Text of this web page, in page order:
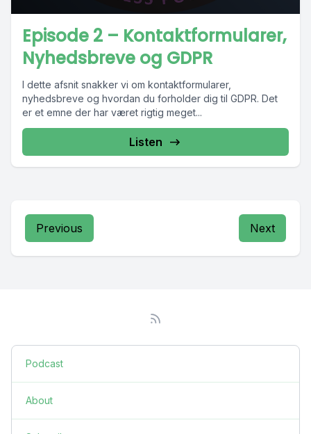
Episode 2 – Kontaktformularer,
Nyhedsbreve og GDPR
I dette afsnit snakker vi om kontaktformularer,
nyhedsbreve og hvordan du forholder dig til GDPR. Det
er et emne der har været rigtig meget...
Listen
Previous Next
Podcast
About